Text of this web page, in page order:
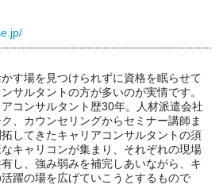
す場を見つけられずに資格を眠らせて
サルタントの方が多いのが実情です。
コンサルタント歴30年。人材派遣会社
、カウンセリングからセミナー講師ま
してきたキャリアコンサルタントの須
キャリコンが集まり、それぞれの現場
し、強み弱みを補完しあいながら、キ
躍の場を広げていこうとするもので